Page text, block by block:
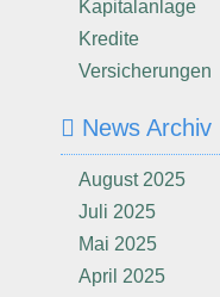
Kapitalanlage
Kredite
Versicherungen
News Archiv
August 2025
Juli 2025
Mai 2025
April 2025